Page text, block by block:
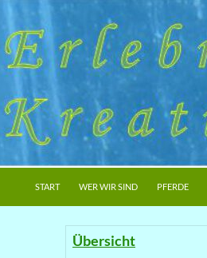
START WER WIR SIND PFERDE
Übersicht